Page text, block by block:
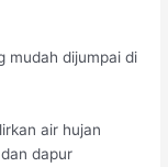
mudah dijumpai di
air hujan
dapur